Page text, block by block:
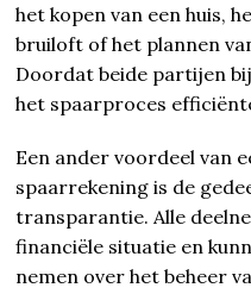
het kopen van een huis,
bruiloft of het plannen
Doordat beide partijen
het spaarproces
Een ander voordeel van
spaarrekening is de
transparantie. Alle
financiële situatie en
nemen over het beheer